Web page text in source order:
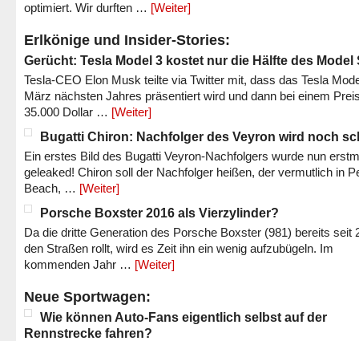
optimiert. Wir durften … [Weiter]
Erlkönige und Insider-Stories:
Gerücht: Tesla Model 3 kostet nur die Hälfte des Model
Tesla-CEO Elon Musk teilte via Twitter mit, dass das Tesla
März nächsten Jahres präsentiert wird und dann bei einem
35.000 Dollar … [Weiter]
Bugatti Chiron: Nachfolger des Veyron wird noch
Ein erstes Bild des Bugatti Veyron-Nachfolgers wurde nun
geleaked! Chiron soll der Nachfolger heißen, der vermutlich in
Beach, … [Weiter]
Porsche Boxster 2016 als Vierzylinder?
Da die dritte Generation des Porsche Boxster (981) bereits seit
den Straßen rollt, wird es Zeit ihn ein wenig aufzubügeln. Im
kommenden Jahr … [Weiter]
Neue Sportwagen:
Wie können Auto-Fans eigentlich selbst auf der
Rennstrecke fahren?